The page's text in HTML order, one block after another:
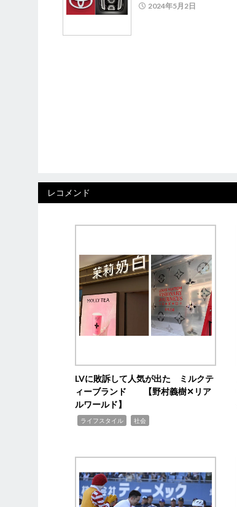
2024年5月2日
レコメンド
LVに敗訴して人気が出た ミルクテ
ィーブランド 【野村義樹✕リア
ルワールド】
ライフスタイル 社会